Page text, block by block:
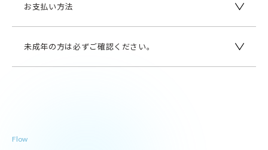
お支払い方法
未成年の方は必ずご確認ください。
Flow